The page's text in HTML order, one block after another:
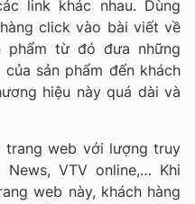
link khác nhau. Dùng
click vào bài viết về
phẩm từ đó đưa những
sản phẩm đến khách
hiệu này quá dài và
trang web với lượng truy
VTV online,… Khi
web này, khách hàng